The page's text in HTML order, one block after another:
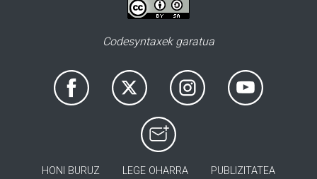
Codesyntaxek garatua
HONI BURUZ LEGE OHARRA PUBLIZITATEA